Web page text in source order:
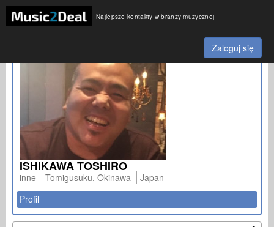
Najlepsze kontakty w branży muzycznej
Zaloguj się
ISHIKAWA TOSHIRO
inne Tomigusuku, Okinawa
Japan
Profil